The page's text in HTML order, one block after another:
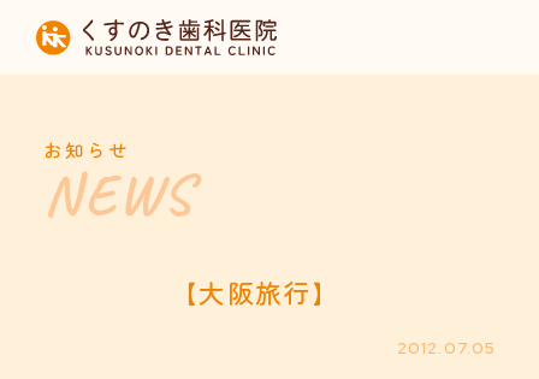
HOME
診療内容
お知らせ
【大阪旅行】
2012.07.05